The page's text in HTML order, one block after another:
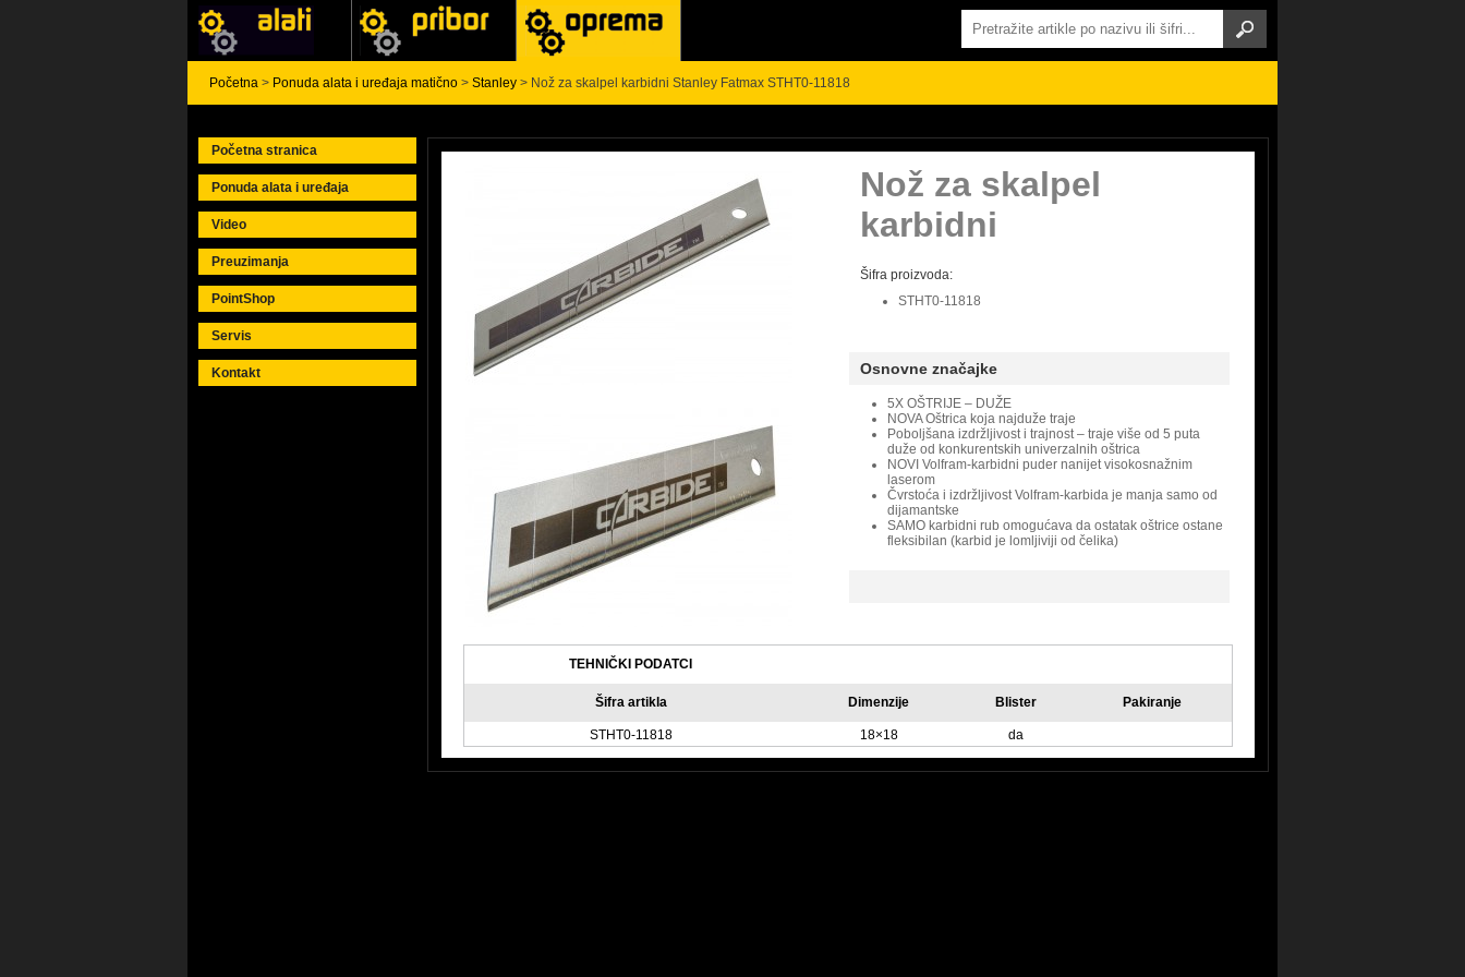
Početna > Ponuda alata i uređaja matično > Stanley > Nož za skalpel karbidni Stanley Fatmax STHT0-11818
Početna stranica
Ponuda alata i uređaja
Video
Preuzimanja
PointShop
Servis
Kontakt
Nož za skalpel
karbidni
Šifra proizvoda:
STHT0-11818
Osnovne značajke
5X OŠTRIJE – DUŽE
NOVA Oštrica koja najduže traje
Poboljšana izdržljivost i trajnost – traje više od 5 puta
duže od konkurentskih univerzalnih oštrica
NOVI Volfram-karbidni puder nanijet visokosnažnim
laserom
Čvrstoća i izdržljivost Volfram-karbida je manja samo od
dijamantske
SAMO karbidni rub omogućava da ostatak oštrice ostane
fleksibilan (karbid je lomljiviji od čelika)
TEHNIČKI PODATCI
Šifra artikla Dimenzije Blister Pakiranje
STHT0-11818 18×18 da